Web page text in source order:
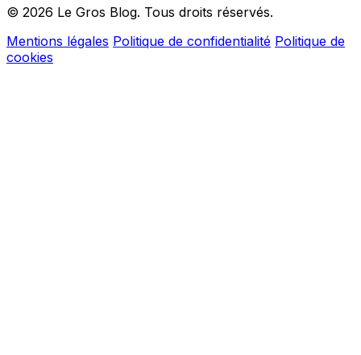
© 2026 Le Gros Blog. Tous droits réservés.
Mentions légales Politique de confidentialité Politique de
cookies